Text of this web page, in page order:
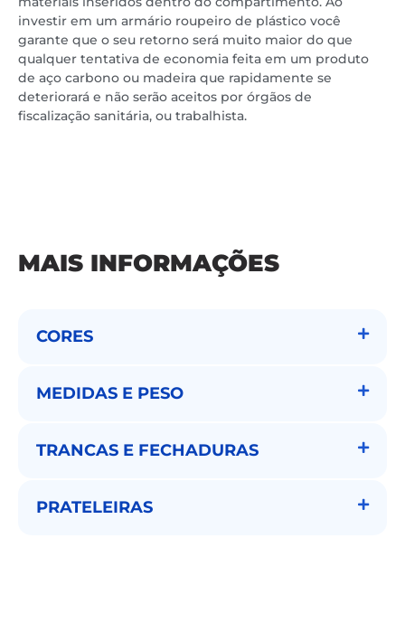
investir em um armário roupeiro de plástico você
garante que o seu retorno será muito maior do que
qualquer tentativa de economia feita em um produto
de aço carbono ou madeira que rapidamente se
deteriorará e não serão aceitos por órgãos de
fiscalização sanitária, ou trabalhista.
MAIS INFORMAÇÕES
CORES
MEDIDAS E PESO
TRANCAS E FECHADURAS
PRATELEIRAS